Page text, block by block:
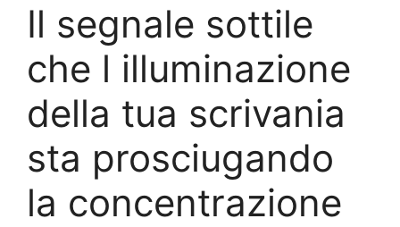
Il segnale sottile
che l illuminazione
della tua scrivania
sta prosciugando
la concentrazione